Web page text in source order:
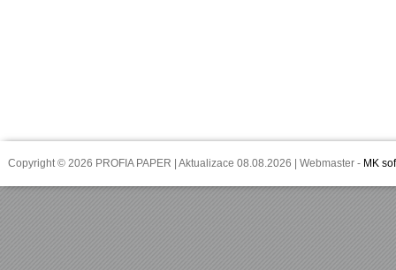
Copyright © 2026 PROFIA PAPER | Aktualizace 08.08.2026 | Webmaster - MK